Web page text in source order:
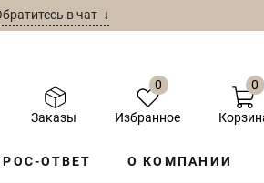
в чат ↓
Заказы
0
Избранное
0
ОТВЕТ О КОМПАНИИ